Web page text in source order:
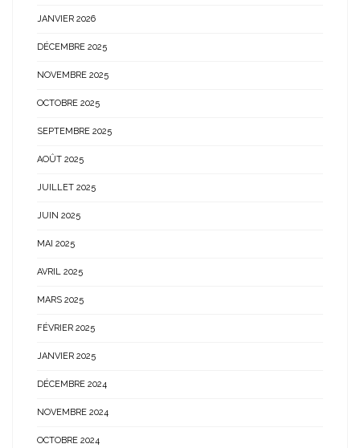
JANVIER 2026
DÉCEMBRE 2025
NOVEMBRE 2025
OCTOBRE 2025
SEPTEMBRE 2025
AOÛT 2025
JUILLET 2025
JUIN 2025
MAI 2025
AVRIL 2025
MARS 2025
FÉVRIER 2025
JANVIER 2025
DÉCEMBRE 2024
NOVEMBRE 2024
OCTOBRE 2024